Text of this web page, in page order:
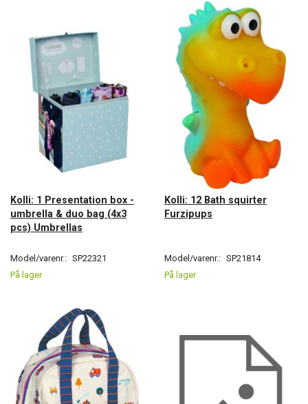
Kolli: 1 Presentation box -
umbrella & duo bag (4x3
pcs) Umbrellas
Model/varenr.: SP22321
På lager
Kolli: 12 Bath squirter
Furzipups
Model/varenr.: SP21814
På lager